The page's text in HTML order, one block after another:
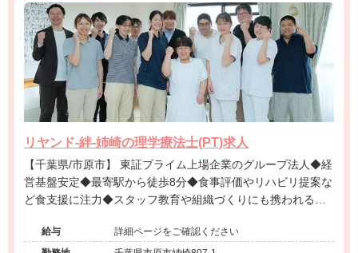
リヤンド-絆-姉崎の理学療法士(PT)求人
【千葉県/市原市】 東証プライム上場企業のグループ法人◆経
営基盤安定◆最寄駅から徒歩8分◆食事評価やリハビリ提案な
ど食支援に注力◆スタッフ教育や組織づくりにも携われる環
給与
詳細ページをご確認ください